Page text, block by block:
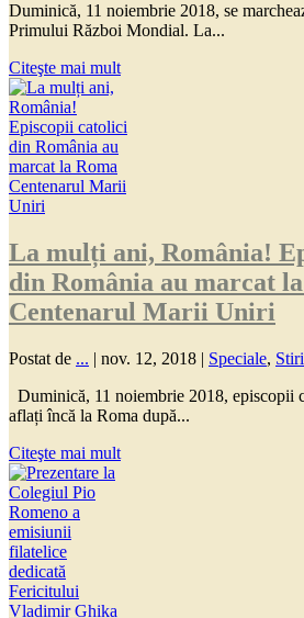
Duminică, 11 noiembrie 2018, se
Primului Război Mondial. La...
Citeşte mai mult
La mulți ani, România!
din România au marcat
Centenarul Marii Uniri
Postat de ... | nov. 12, 2018 | Speciale,
Duminică, 11 noiembrie 2018, episcopii
aflați încă la Roma după...
Citeşte mai mult